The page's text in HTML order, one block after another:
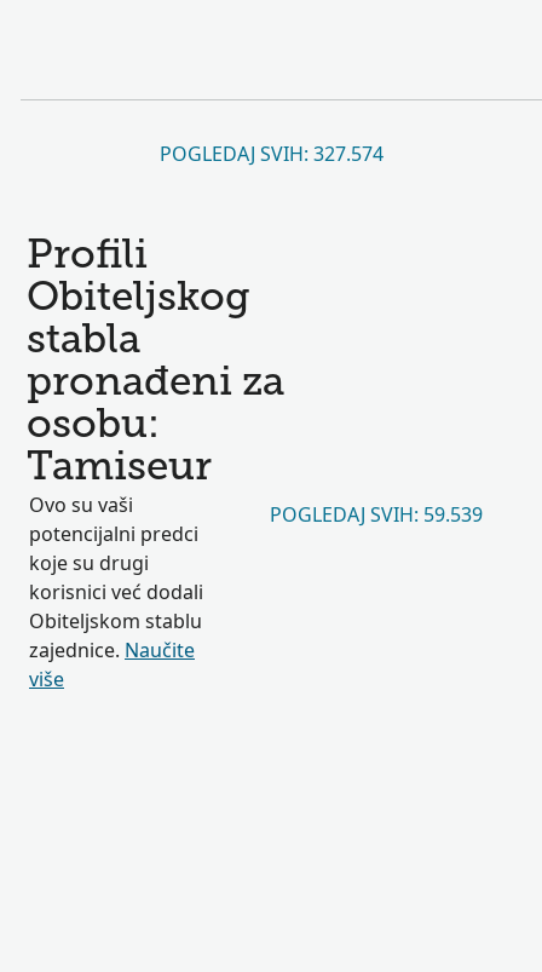
POGLEDAJ SVIH: 327.574
Profili
Obiteljskog
stabla
pronađeni za
osobu:
Tamiseur
Ovo su vaši
potencijalni predci
koje su drugi
korisnici već dodali
Obiteljskom stablu
zajednice. Naučite
više
POGLEDAJ SVIH: 59.539